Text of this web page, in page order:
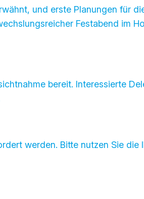
und erste Planungen für
Festabend im
bereit. Interessierte
werden. Bitte nutzen Sie die